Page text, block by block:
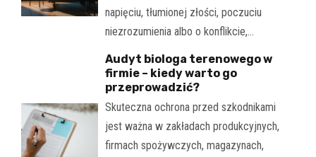
napięciu, tłumionej złości, poczuciu
niezrozumienia albo o konflikcie,…
Audyt biologa terenowego w
firmie – kiedy warto go
przeprowadzić?
Skuteczna ochrona przed szkodnikami
jest ważna w zakładach produkcyjnych,
firmach spożywczych, magazynach,